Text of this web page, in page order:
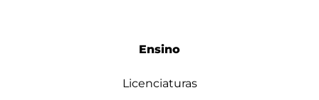
Ensino
Licenciaturas